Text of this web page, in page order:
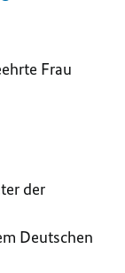
Frau
der
Deutschen